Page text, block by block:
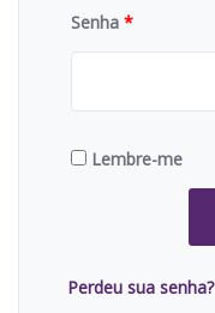
Senha *
Lembre-me
Perdeu sua senha?